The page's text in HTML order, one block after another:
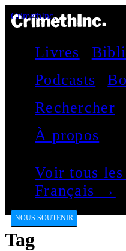
CrimethInc.
Livres
Podcasts
Rechercher
À propos
Voir tous
Français →
NOUS SOUTENIR
Tag